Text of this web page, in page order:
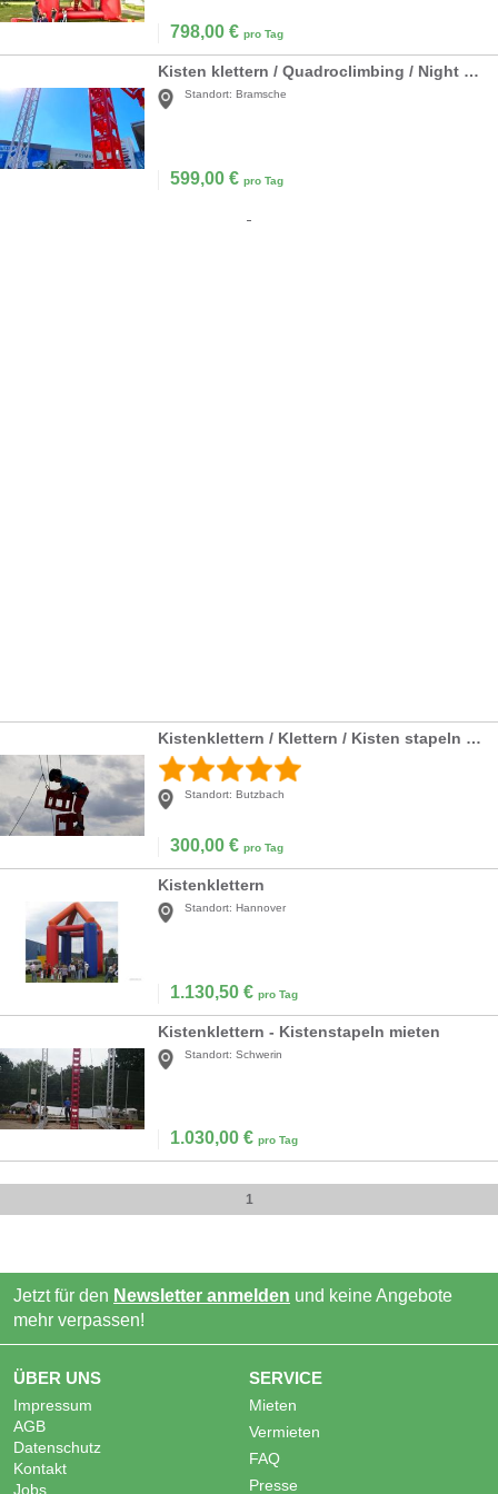
798,00 € pro Tag
Kisten klettern / Quadroclimbing / Night Climbing / Kisten stapeln
Standort: Bramsche
599,00 € pro Tag
Kistenklettern / Klettern / Kisten stapeln / Bierkischtenuffkrabbele
Standort: Butzbach
300,00 € pro Tag
Kistenklettern
Standort: Hannover
1.130,50 € pro Tag
Kistenklettern - Kistenstapeln mieten
Standort: Schwerin
1.030,00 € pro Tag
1
Jetzt für den Newsletter anmelden und keine Angebote
mehr verpassen!
ÜBER UNS
Impressum
AGB
Datenschutz
Kontakt
Jobs
SERVICE
Mieten
Vermieten
FAQ
Presse